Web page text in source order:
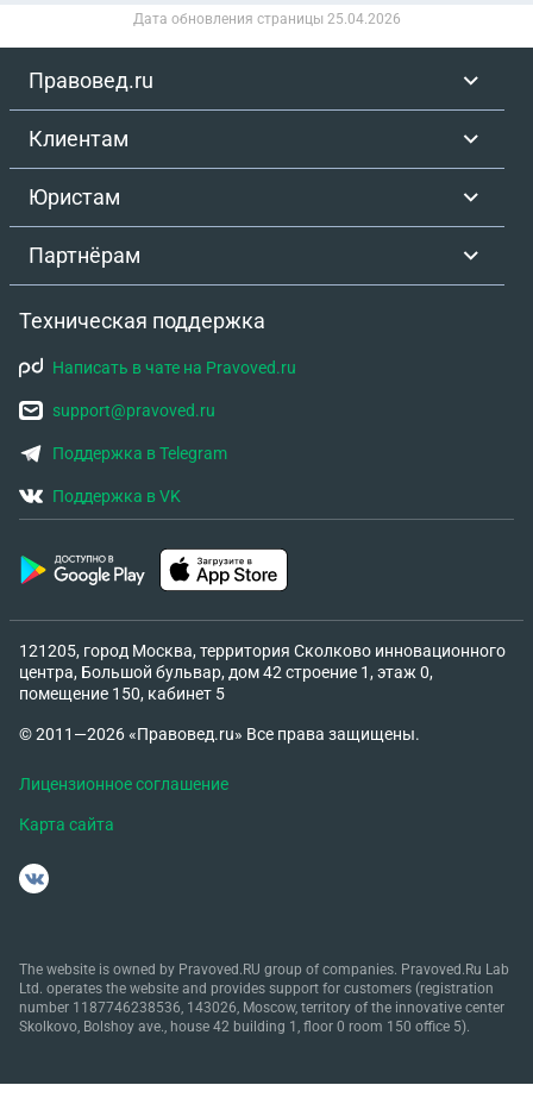
Дата обновления страницы 25.04.2026
Правовед.ru
Клиентам
Юристам
Партнёрам
Техническая поддержка
Написать в чате на Pravoved.ru
support@pravoved.ru
Поддержка в Telegram
Поддержка в VK
121205, город Москва, территория Сколково инновационного
центра, Большой бульвар, дом 42 строение 1, этаж 0,
помещение 150, кабинет 5
© 2011—2026 «Правовед.ru» Все права защищены.
Лицензионное соглашение
Карта сайта
The website is owned by Pravoved.RU group of companies. Pravoved.Ru Lab
Ltd. operates the website and provides support for customers (registration
number 1187746238536, 143026, Moscow, territory of the innovative center
Skolkovo, Bolshoy ave., house 42 building 1, floor 0 room 150 office 5).